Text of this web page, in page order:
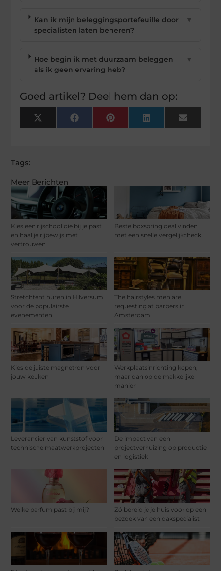
Meer Berichten
Kies een rijschool die bij je past
en haal je rijbewijs met
vertrouwen
Beste boxspring deal vinden
met een snelle vergelijkcheck
Stretchtent huren in Hilversum
voor de populairste
evenementen
The hairstyles men are
requesting at barbers in
Amsterdam
Kies de juiste magnetron voor
jouw keuken
Werkplaatsinrichting kopen,
maar dan op de makkelijke
manier
Leverancier van kunststof voor
technische maatwerkprojecten
De impact van een
projectverhuizing op productie
en logistiek
Welke parfum past bij mij?
Zó bereid je je huis voor op een
bezoek van een dakspecialist
Kan ik mijn beleggingsportefeuille door
specialisten laten beheren?
▼
Hoe begin ik met duurzaam beleggen
als ik geen ervaring heb?
▼
Goed artikel? Deel hem dan op:
X
(Twitter)
FacebookPinterest LinkedIn Email
Tags: